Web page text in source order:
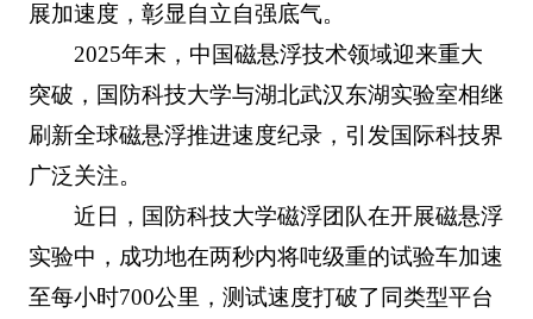
展加速度，彰显自立自强底气。
2025年末，中国磁悬浮技术领域迎来重大
突破，国防科技大学与湖北武汉东湖实验室相继
刷新全球磁悬浮推进速度纪录，引发国际科技界
广泛关注。
近日，国防科技大学磁浮团队在开展磁悬浮
实验中，成功地在两秒内将吨级重的试验车加速
至每小时700公里，测试速度打破了同类型平台